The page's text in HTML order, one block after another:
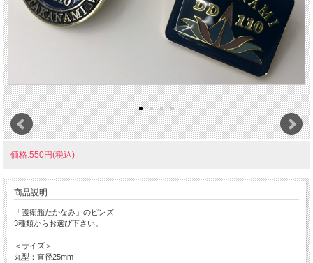
価格:550円(税込)
商品説明
「護衛艦たかなみ」のピンズ
3種類からお選び下さい。
＜サイズ＞
丸型：直径25mm